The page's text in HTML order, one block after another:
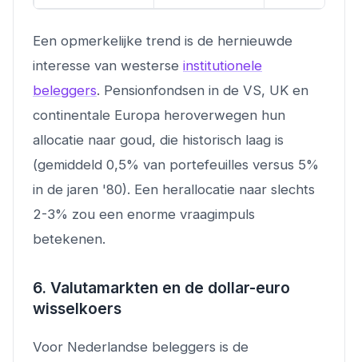
Een opmerkelijke trend is de hernieuwde
interesse van westerse institutionele
beleggers. Pensionfondsen in de VS, UK en
continentale Europa heroverwegen hun
allocatie naar goud, die historisch laag is
(gemiddeld 0,5% van portefeuilles versus 5%
in de jaren '80). Een herallocatie naar slechts
2-3% zou een enorme vraagimpuls
betekenen.
6. Valutamarkten en de dollar-euro
wisselkoers
Voor Nederlandse beleggers is de